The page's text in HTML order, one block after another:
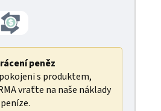
peněz
s produktem,
vraťte na naše náklady